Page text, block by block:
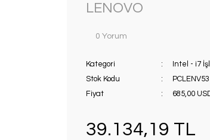
LENOVO
0 Yorum
Kategori
Intel - i7
Stok Kodu
Fiyat
685,00
39.134,19 TL